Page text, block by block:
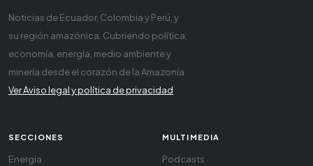
Noticias de Ecuador, Colombia y Perú, y
su región amazónica. Cubriendo política,
economía, energía, medio ambiente y
minería desde el corazón de la Amazonía
Ver Aviso legal y política de privacidad
SECCIONES
Energía
MULTIMEDIA
Podcasts